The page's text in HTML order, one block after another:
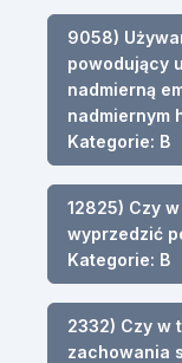
9058)
powodujący
nadmierną
nadmiernym
Kategorie: B
12825) Czy
wyprzedzić
Kategorie: B
2332) Czy w
zachowania